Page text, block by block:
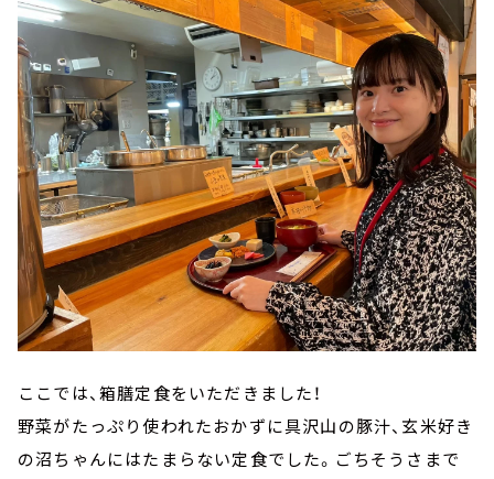
ここでは、箱膳定食をいただきました！
野菜がたっぷり使われたおかずに具沢山の豚汁、玄米好き
の沼ちゃんにはたまらない定食でした。ごちそうさまで